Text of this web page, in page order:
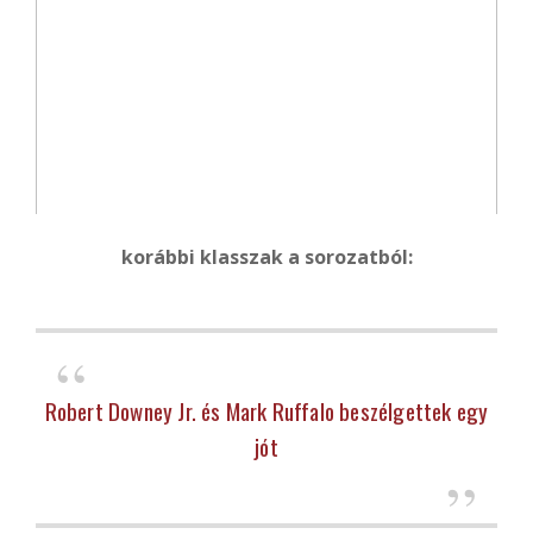
korábbi klasszak a sorozatból:
Robert Downey Jr. és Mark Ruffalo beszélgettek egy
jót